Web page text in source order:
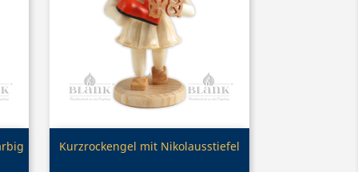
Vorschau
Kurzrockengel mit Nikolausstiefel